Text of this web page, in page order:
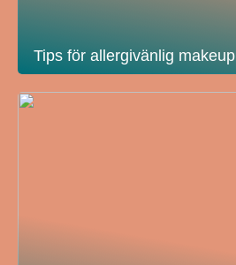
Tips för allergivänlig makeup